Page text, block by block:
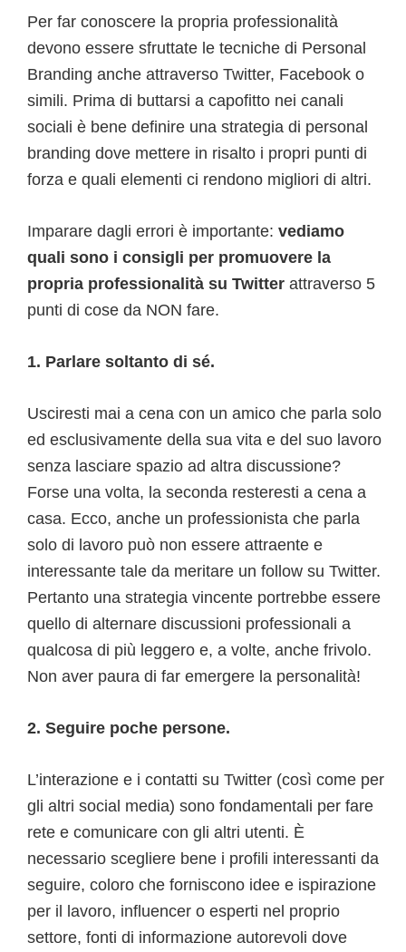
Per far conoscere la propria professionalità
devono essere sfruttate le tecniche di Personal
Branding anche attraverso Twitter, Facebook o
simili. Prima di buttarsi a capofitto nei canali
sociali è bene definire una strategia di personal
branding dove mettere in risalto i propri punti di
forza e quali elementi ci rendono migliori di altri.
Imparare dagli errori è importante: vediamo
quali sono i consigli per promuovere la
propria professionalità su Twitter attraverso 5
punti di cose da NON fare.
1. Parlare soltanto di sé.
Usciresti mai a cena con un amico che parla solo
ed esclusivamente della sua vita e del suo lavoro
senza lasciare spazio ad altra discussione?
Forse una volta, la seconda resteresti a cena a
casa. Ecco, anche un professionista che parla
solo di lavoro può non essere attraente e
interessante tale da meritare un follow su Twitter.
Pertanto una strategia vincente portrebbe essere
quello di alternare discussioni professionali a
qualcosa di più leggero e, a volte, anche frivolo.
Non aver paura di far emergere la personalità!
2. Seguire poche persone.
L’interazione e i contatti su Twitter (così come per
gli altri social media) sono fondamentali per fare
rete e comunicare con gli altri utenti. È
necessario scegliere bene i profili interessanti da
seguire, coloro che forniscono idee e ispirazione
per il lavoro, influencer o esperti nel proprio
settore, fonti di informazione autorevoli dove